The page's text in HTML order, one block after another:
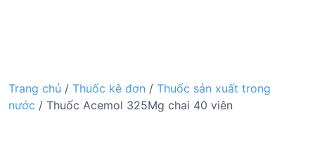
Trang chủ / Thuốc kê đơn / Thuốc sản xuất trong
nước / Thuốc Acemol 325Mg chai 40 viên